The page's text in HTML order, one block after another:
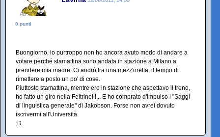
0 punti
Buongiorno, io purtroppo non ho ancora avuto modo di andare a
votare perché stamattina sono andata in stazione a Milano a
prendere mia madre. Ci andrò tra una mezz'oretta, il tempo di
rimettere a posto un po' di cose.
Piuttosto stamattina, mentre ero in stazione che aspettavo il treno,
ho fatto un giro nella Feltrinelli... E ho comprato d'impulso i "Saggi
di linguistica generale" di Jakobson. Forse non avrei dovuto
iscrivermi all'Università.
:D